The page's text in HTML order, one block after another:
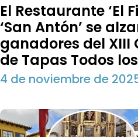
El Restaurante ‘El
‘San Antón’ se
ganadores del XIII
de Tapas Todos
4 de noviembre de